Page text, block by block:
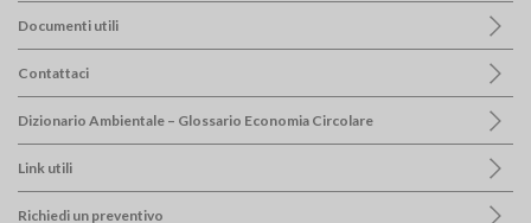
Documenti utili
Contattaci
Dizionario Ambientale – Glossario Economia Circolare
Link utili
Richiedi un preventivo